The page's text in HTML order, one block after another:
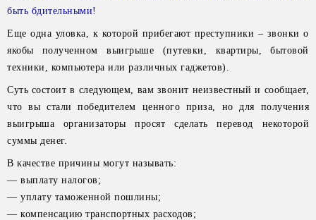
быть бдительными!
Еще одна уловка, к которой прибегают преступники – звонки о
якобы полученном выигрыше (путевки, квартиры, бытовой
техники, компьютера или различных гаджетов).
Суть состоит в следующем, вам звонит неизвестный и сообщает,
что вы стали победителем ценного приза, но для получения
выигрыша организаторы просят сделать перевод некоторой
суммы денег.
В качестве причины могут называть:
— выплату налогов;
— уплату таможенной пошлины;
— компенсацию транспортных расходов;